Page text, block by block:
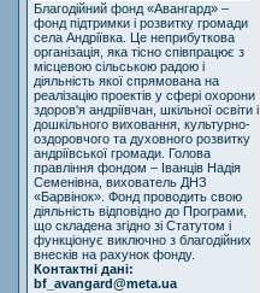
Благодійний фонд «Авангард» –
фонд підтримки і розвитку громади
села Андріївка. Це неприбуткова
організація, яка тісно співпрацює з
місцевою сільською радою і
діяльність якої спрямована на
реалізацію проектів у сфері охорони
здоров'я андріївчан, шкільної освіти і
дошкільного виховання, культурно-
оздоровчого та духовного розвитку
андріївської громади. Голова
правління фондом – Іванців Надія
Семенівна, вихователь ДНЗ
«Барвінок». Фонд проводить свою
діяльність відповідно до Програми,
що складена згідно зі Статутом і
функціонує виключно з благодійних
внесків на рахунок фонду.
Контактні дані:
bf_avangard@meta.ua